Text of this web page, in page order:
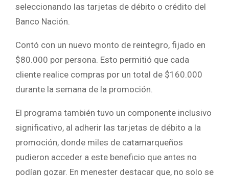
seleccionando las tarjetas de débito o crédito del
Banco Nación.
Contó con un nuevo monto de reintegro, fijado en
$80.000 por persona. Esto permitió que cada
cliente realice compras por un total de $160.000
durante la semana de la promoción.
El programa también tuvo un componente inclusivo
significativo, al adherir las tarjetas de débito a la
promoción, donde miles de catamarqueños
pudieron acceder a este beneficio que antes no
podían gozar. En menester destacar que, no solo se